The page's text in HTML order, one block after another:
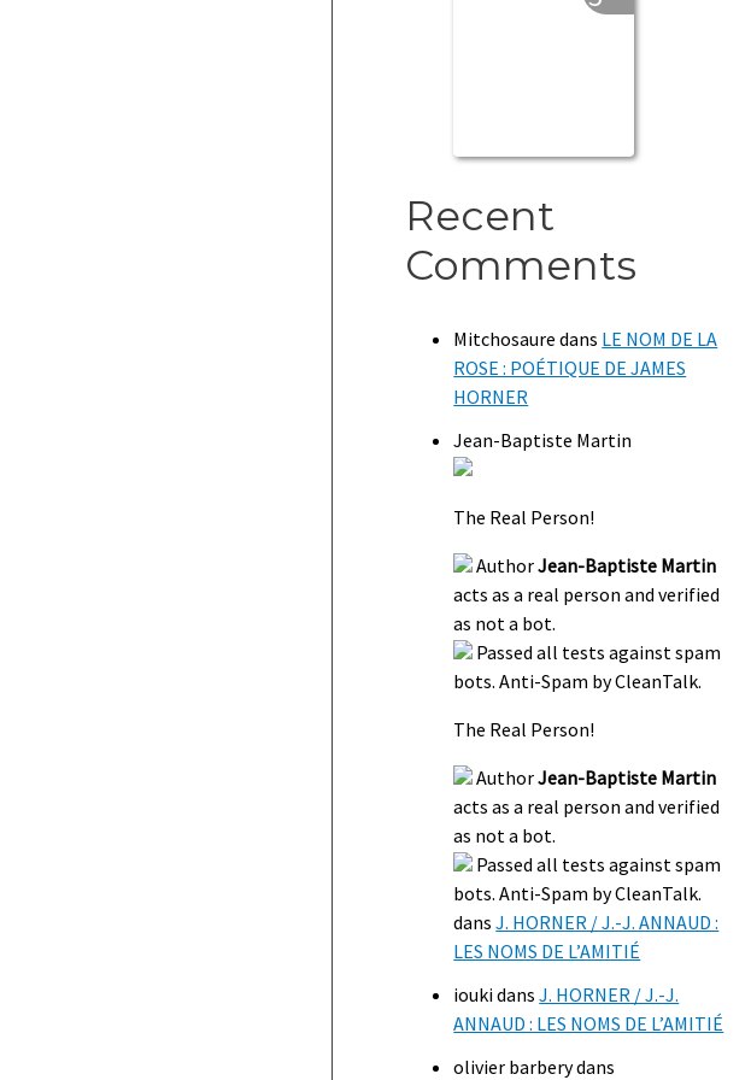
Recent
Comments
Mitchosaure dans LE NOM DE LA
ROSE : POÉTIQUE DE JAMES
HORNER
Jean-Baptiste Martin
The Real Person!
AuthorJean-Baptiste Martin
acts as a real person and verified
as not a bot.
Passed all tests against spam
bots. Anti-Spam by CleanTalk.
The Real Person!
AuthorJean-Baptiste Martin
acts as a real person and verified
as not a bot.
Passed all tests against spam
bots. Anti-Spam by CleanTalk.
dansJ. HORNER / J.-J. ANNAUD :
LES NOMS DE L’AMITIÉ
ioukidansJ. HORNER / J.-J.
ANNAUD : LES NOMS DE L’AMITIÉ
olivier barberydans